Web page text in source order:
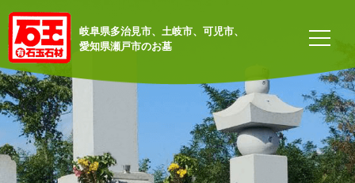
岐阜県多治見市、土岐市、可児市、
愛知県瀬戸市のお墓